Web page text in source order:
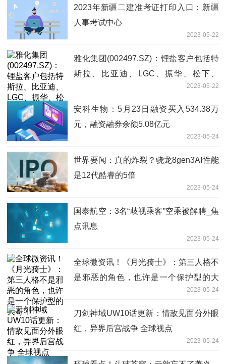
2023年新疆二建准考证打印入口：新疆
人事考试中心
2023-05-22
雅化集团(002497.SZ)：锂盐客户包括特
斯拉、比亚迪、LGC、振华、松下、
LGES、SKON等等_世界观焦点2023-05-22
安科生物：5月23日融资买入534.38万
元，融资融券余额5.08亿元
2023-05-24
世界要闻：真的炸裂？骁龙8gen3AI性能
是12代酷睿的5倍
2023-05-24
国泰航空：3名“歧视乘客”空乘被解聘_焦
点讯息
2023-05-24
全球微资讯！《月光骑士》：第三人格不
是邪恶的角色，也许是一个保护型的大
2023-05-24
刀剑神域UW10话更新：情敌见面分外眼
红，异界后宫战争 全球视点
2023-05-24